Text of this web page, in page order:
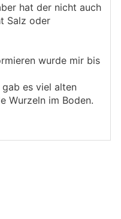
hat der nicht auch
Salz oder
wurde mir bis
es viel alten
Wurzeln im Boden.